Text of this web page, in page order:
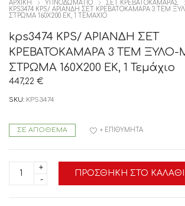
ΑΡΧΙΚΉ ΥΠΝΟΔΩΜΑΤΙΟ
ΣΕΤ ΚΡΕΒΑΤΟΚΆΜΑΡΑΣ
KPS3474 KPS/ ΑΡΙΑΝΔΗ ΣΕΤ ΚΡΕΒΑΤΟΚΑΜΑΡΑ 3 ΤΕΜ
ΣΤΡΩΜΑ 160Χ200 ΕΚ, 1 ΤΕΜΆΧΙΟ
kps3474 KPS/ ΑΡΙΑΝΔΗ ΣΕΤ
ΚΡΕΒΑΤΟΚΑΜΑΡΑ 3 ΤΕΜ ΞΥΛΟ-
ΣΤΡΩΜΑ 160Χ200 ΕΚ, 1 Τεμάχιο
447,22 €
SKU: KPS3474
ΣΕ ΑΠΌΘΕΜΑ
kps3474
KPS/
ΑΡΙΑΝΔΗ
ΠΡΟΣΘΉΚΗ ΣΤΟ ΚΑΛΆΘΙ
+ ΕΠΙΘΥΜΗΤΆ